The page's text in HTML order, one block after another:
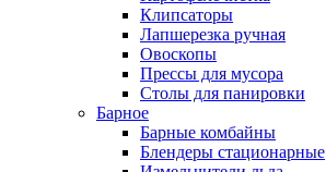
Клипсаторы
Лапшерезка ручная
Овоскопы
Прессы для мусора
Столы для панировки
Барное
Барные комбайны
Блендеры стационарные